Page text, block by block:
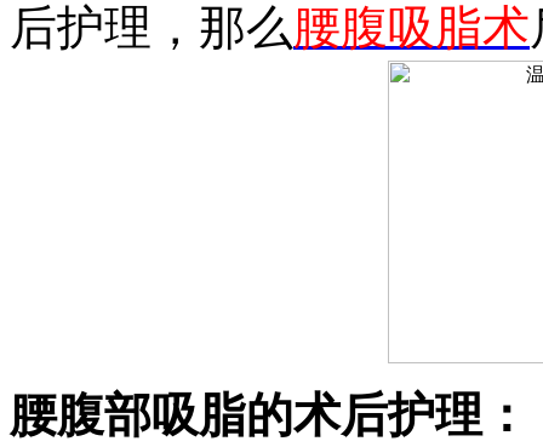
后护理，那么腰腹吸脂术
腰腹部吸脂的术后护理：